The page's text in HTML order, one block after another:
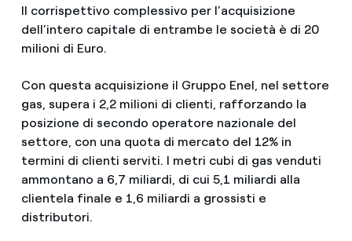
Il corrispettivo complessivo per l’acquisizione
dell’intero capitale di entrambe le società è di 20
milioni di Euro.
Con questa acquisizione il Gruppo Enel, nel settore
gas, supera i 2,2 milioni di clienti, rafforzando la
posizione di secondo operatore nazionale del
settore, con una quota di mercato del 12% in
termini di clienti serviti. I metri cubi di gas venduti
ammontano a 6,7 miliardi, di cui 5,1 miliardi alla
clientela finale e 1,6 miliardi a grossisti e
distributori.